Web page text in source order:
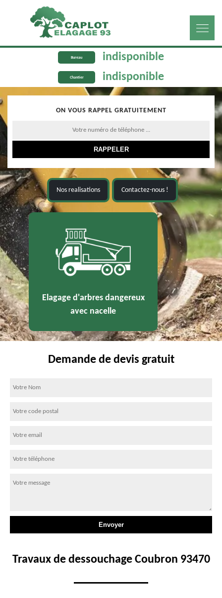
Bureau indisponible
Chantier indisponible
ON VOUS RAPPEL GRATUITEMENT
Nos realisations Contactez-nous !
Elagage d'arbres dangereux
avec nacelle
Demande de devis gratuit
Travaux de dessouchage Coubron 93470